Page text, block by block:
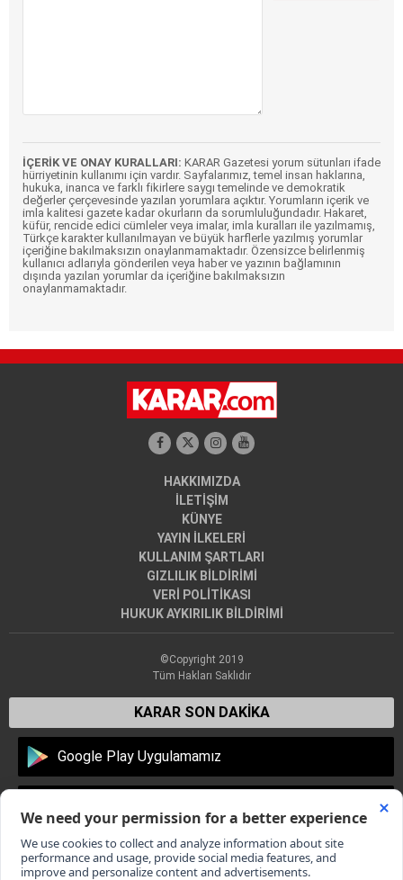
İÇERİK VE ONAY KURALLARI: KARAR Gazetesi yorum sütunları ifade
hürriyetinin kullanımı için vardır. Sayfalarımız, temel insan haklarına,
hukuka, inanca ve farklı fikirlere saygı temelinde ve demokratik
değerler çerçevesinde yazılan yorumlara açıktır. Yorumların içerik ve
imla kalitesi gazete kadar okurların da sorumluluğundadır. Hakaret,
küfür, rencide edici cümleler veya imalar, imla kuralları ile yazılmamış,
Türkçe karakter kullanılmayan ve büyük harflerle yazılmış yorumlar
içeriğine bakılmaksızın onaylanmamaktadır. Özensizce belirlenmiş
kullanıcı adlarıyla gönderilen veya haber ve yazının bağlamının
dışında yazılan yorumlar da içeriğine bakılmaksızın
onaylanmamaktadır.
HAKKIMIZDA
İLETİŞİM
KÜNYE
YAYIN İLKELERİ
KULLANIM ŞARTLARI
GIZLILIK BİLDİRİMİ
VERİ POLİTİKASI
HUKUK AYKIRILIK BİLDİRİMİ
©Copyright 2019
Tüm Hakları Saklıdır
KARAR SON DAKİKA
Google Play Uygulamamız
Dünyadan en son haberler, Türkiye'den son dakika gelişmeleri,